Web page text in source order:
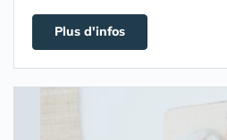
Plus d'infos